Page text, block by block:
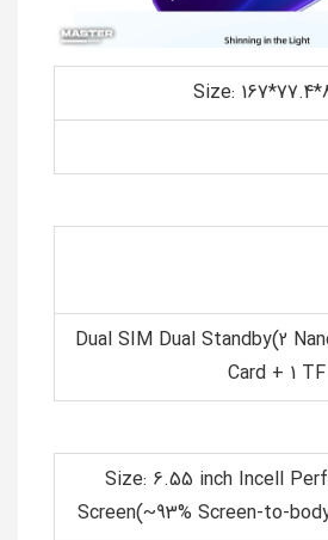
Size:
Dual SIM Dual Standby(2
Card + 1
Size: 6.55 inch Incell
Screen(~93% Screen-to-